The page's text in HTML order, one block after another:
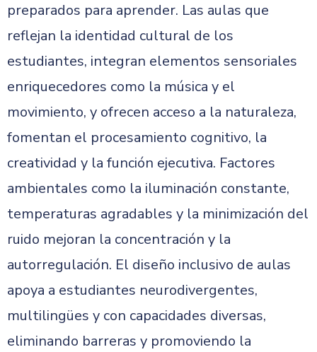
preparados para aprender. Las aulas que
reflejan la identidad cultural de los
estudiantes, integran elementos sensoriales
enriquecedores como la música y el
movimiento, y ofrecen acceso a la naturaleza,
fomentan el procesamiento cognitivo, la
creatividad y la función ejecutiva. Factores
ambientales como la iluminación constante,
temperaturas agradables y la minimización del
ruido mejoran la concentración y la
autorregulación. El diseño inclusivo de aulas
apoya a estudiantes neurodivergentes,
multilingües y con capacidades diversas,
eliminando barreras y promoviendo la